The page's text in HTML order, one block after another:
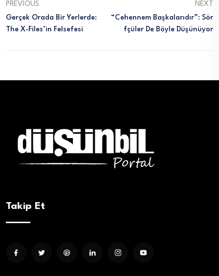
PREVIOUS
Gerçek Orada Bir Yerlerde:
The X-Files’in Felsefesi
NEXT
“Cehennem Başkalarıdır”: Sör
Fçüler De Böyle Düşünüyor
Takip Et